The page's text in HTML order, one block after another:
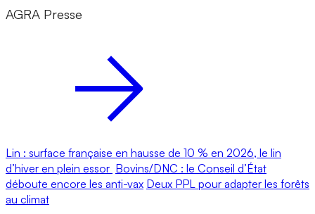
AGRA Presse
Lin : surface française en hausse de 10 % en 2026, le lin
d’hiver en plein essor Bovins/DNC : le Conseil d’État
déboute encore les anti-vax Deux PPL pour adapter les forêts
au climat